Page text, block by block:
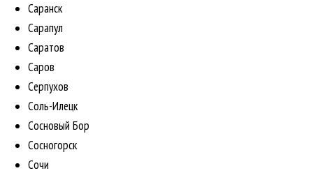
Саранск
Сарапул
Саратов
Саров
Серпухов
Соль-Илецк
Сосновый Бор
Сосногорск
Сочи